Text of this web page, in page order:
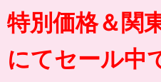
特別価格＆関
にてセール中